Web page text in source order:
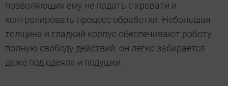
позволяющих ему не падать с кровати и
контролировать процесс обработки. Небольшая
толщина и гладкий корпус обеспечивают роботу
полную свободу действий: он легко забирается
даже под одеяла и подушки.